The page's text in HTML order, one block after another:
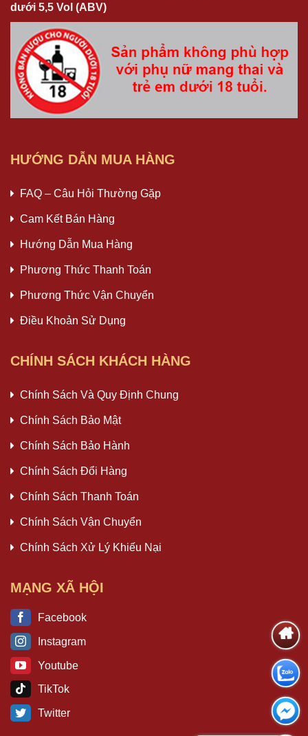
dưới 5,5 Vol (ABV)
HƯỚNG DẪN MUA HÀNG
FAQ – Câu Hỏi Thường Gặp
Cam Kết Bán Hàng
Hướng Dẫn Mua Hàng
Phương Thức Thanh Toán
Phương Thức Vận Chuyển
Điều Khoản Sử Dụng
CHÍNH SÁCH KHÁCH HÀNG
Chính Sách Và Quy Định Chung
Chính Sách Bảo Mật
Chính Sách Bảo Hành
Chính Sách Đổi Hàng
Chính Sách Thanh Toán
Chính Sách Vận Chuyển
Chính Sách Xử Lý Khiếu Nại
MẠNG XÃ HỘI
Facebook
Instagram
Youtube
TikTok
Twitter